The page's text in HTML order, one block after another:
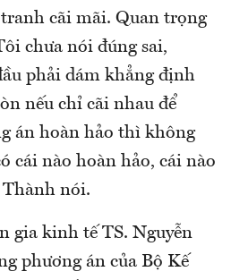
cãi mãi. Quan trọng
chưa nói đúng sai,
phải dám khẳng định
nếu chỉ cãi nhau để
án hoàn hảo thì không
cái nào hoàn hảo, cái nào
nói.
gia kinh tế TS. Nguyễn
phương án của Bộ Kế